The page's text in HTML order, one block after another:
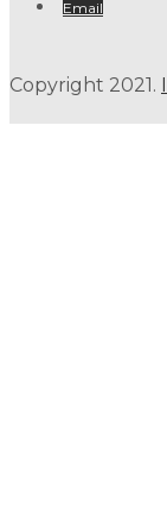
Email
Copyright 2021.